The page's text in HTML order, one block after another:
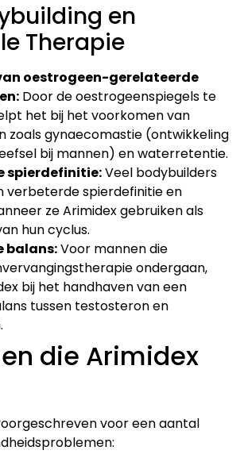
en
Therapie
oestrogeen-gerelateerde
Door de oestrogeenspiegels te
het bij het voorkomen van
zoals gynaecomastie (ontwikkeling
bij mannen) en waterretentie.
spierdefinitie:Veel bodybuilders
verbeterde spierdefinitie en
ze Arimidex gebruiken als
hun cyclus.
balans:Voor mannen die
ondergaan,
bij het handhaven van een
tussen testosteron en
die Arimidex
voor een aantal